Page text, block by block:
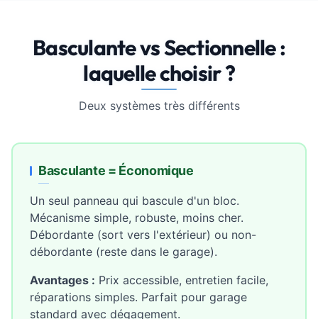
Basculante vs Sectionnelle :
laquelle choisir ?
Deux systèmes très différents
Basculante = Économique
Un seul panneau qui bascule d'un bloc.
Mécanisme simple, robuste, moins cher.
Débordante (sort vers l'extérieur) ou non-
débordante (reste dans le garage).
Avantages : Prix accessible, entretien facile,
réparations simples. Parfait pour garage
standard avec dégagement.